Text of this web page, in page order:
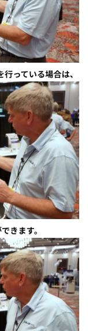
っている場合は、
きます。